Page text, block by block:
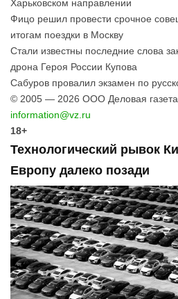
Харьковском направлении
Фицо решил провести срочное
итогам поездки в Москву
Стали известны последние слова
дрона Героя России Купова
Сабуров провалил экзамен по
© 2005 — 2026 ООО Деловая
information@vz.ru
18+
Технологический рывок
Европу далеко позади